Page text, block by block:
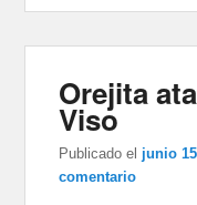
Orejita
Viso
Publicado el junio
comentario